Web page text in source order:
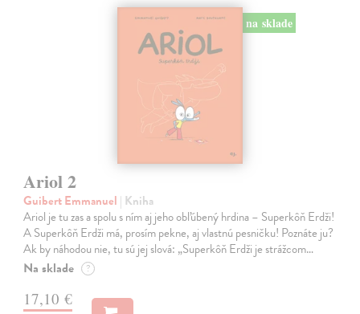
na sklade
Ariol 2
Guibert Emmanuel | Kniha
Ariol je tu zas a spolu s ním aj jeho obľúbený hrdina – Superkôň Erdži!
A Superkôň Erdži má, prosím pekne, aj vlastnú pesničku! Poznáte ju?
Ak by náhodou nie, tu sú jej slová: „Superkôň Erdži je strážcom…
Na sklade ?
17,10 €